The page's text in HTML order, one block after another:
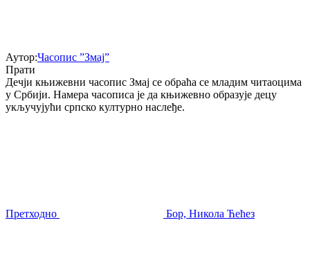
Аутор:Часопис ”Змај”
Прати
Дечји књижевни часопис Змај се обраћа се младим читаоцима
у Србији. Намера часописа је да књижевно образује децу
укључујући српско културно наслеђе.
Претходно Бор, Никола Ћећез